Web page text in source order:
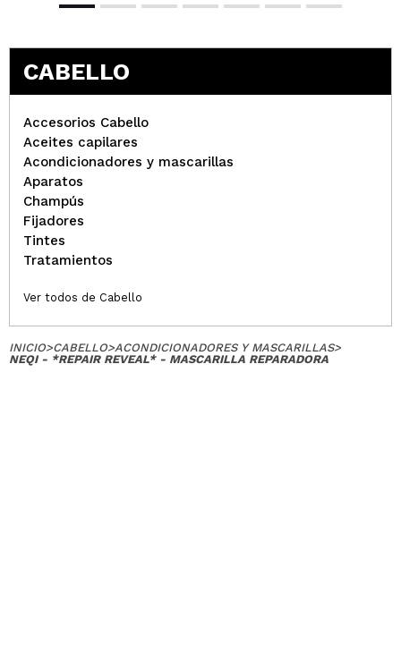
CABELLO
Accesorios Cabello
Aceites capilares
Acondicionadores y mascarillas
Aparatos
Champús
Fijadores
Tintes
Tratamientos
Ver todos de Cabello
INICIO>CABELLO>ACONDICIONADORES Y MASCARILLAS>
NEQI - *REPAIR REVEAL* - MASCARILLA REPARADORA